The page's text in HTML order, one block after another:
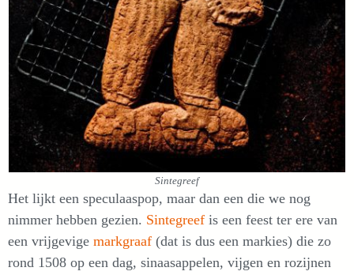
Sintegreef
Het lijkt een speculaaspop, maar dan een die we nog
nimmer hebben gezien. Sintegreef is een feest ter ere van
een vrijgevige markgraaf (dat is dus een markies) die zo
rond 1508 op een dag, sinaasappelen, vijgen en rozijnen